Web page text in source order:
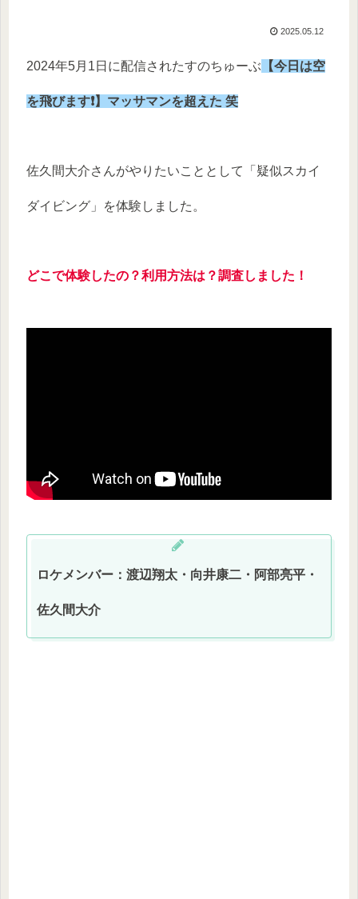
2025.05.12
2024年5月1日に配信されたすのちゅーぶ 【今日は空
を飛びます❗️】マッサマンを超えた 笑
佐久間大介さんがやりたいこととして「疑似スカイ
ダイビング」を体験しました。
どこで体験したの？利用方法は？調査しました！
ロケメンバー：渡辺翔太・向井康二・阿部亮平・
佐久間大介